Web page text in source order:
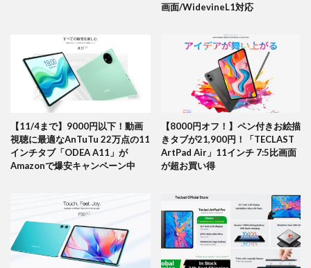
画面/WidevineL1対応
【11/4まで】9000円以下！動画
視聴に最適なAnTuTu 22万点の11
インチタブ「ODEA A11」が
Amazonで爆安キャンペーン中
【8000円オフ！】ペン付きお絵描
きタブが21,900円！「TECLAST
ArtPad Air」11インチ 7:5比画面
が超お買い得